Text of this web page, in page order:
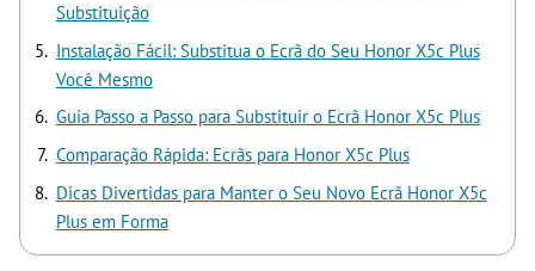
Substituição
Instalação Fácil: Substitua o Ecrã do Seu Honor X5c Plus
Você Mesmo
Guia Passo a Passo para Substituir o Ecrã Honor X5c Plus
Comparação Rápida: Ecrãs para Honor X5c Plus
Dicas Divertidas para Manter o Seu Novo Ecrã Honor X5c
Plus em Forma